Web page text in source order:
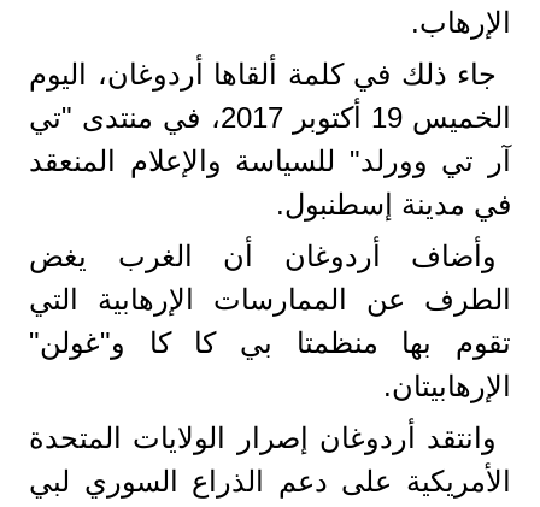
الإرهاب.
جاء ذلك في كلمة ألقاها أردوغان، اليوم
الخميس 19 أكتوبر 2017، في منتدى "تي
آر تي وورلد" للسياسة والإعلام المنعقد
في مدينة إسطنبول.
وأضاف أردوغان أن الغرب يغض
الطرف عن الممارسات الإرهابية التي
تقوم بها منظمتا بي كا كا و"غولن"
الإرهابيتان.
وانتقد أردوغان إصرار الولايات المتحدة
الأمريكية على دعم الذراع السوري لبي